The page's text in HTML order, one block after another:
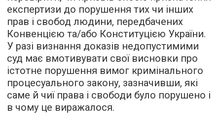
експертизи до порушення тих чи інших
прав і свобод людини, передбачених
Конвенцією та/або Конституцією України.
У разі визнання доказів недопустимими
суд має вмотивувати свої висновки про
істотне порушення вимог кримінального
процесуального закону, зазначивши, які
саме й чиї права і свободи було порушено і
в чому це виражалося.